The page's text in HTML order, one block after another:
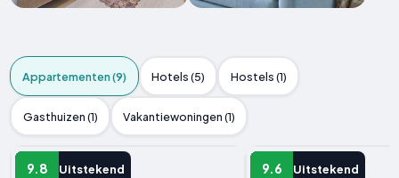
Appartementen (9) Hotels (5) Hostels (1)
Gasthuizen (1) Vakantiewoningen (1)
9.8 Uitstekend
APPARTEMENT
9.6 Uitstekend
APPARTEMENT